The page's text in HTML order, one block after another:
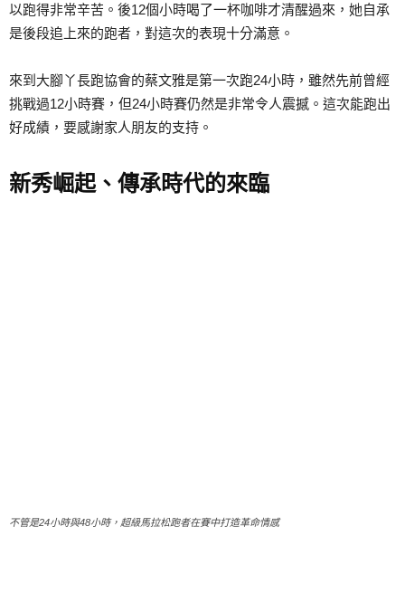
以跑得非常辛苦。後12個小時喝了一杯咖啡才清醒過來，她自承
是後段追上來的跑者，對這次的表現十分滿意。
來到大腳丫長跑協會的蔡文雅是第一次跑24小時，雖然先前曾經
挑戰過12小時賽，但24小時賽仍然是非常令人震撼。這次能跑出
好成績，要感謝家人朋友的支持。
新秀崛起、傳承時代的來臨
不管是24小時與48小時，超級馬拉松跑者在賽中打造革命情感